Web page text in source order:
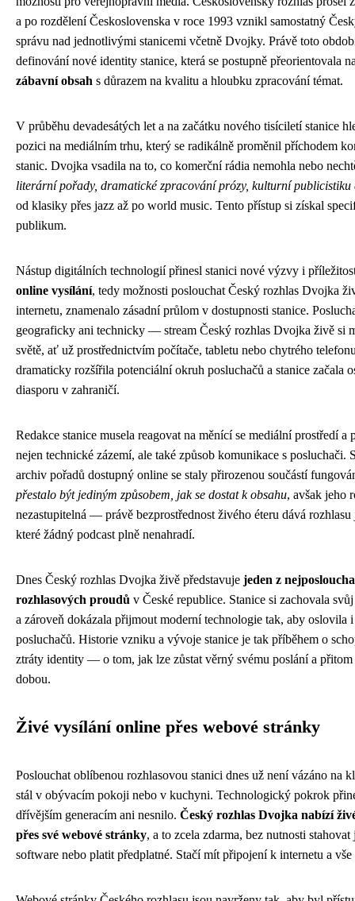
a po rozdělení Československa v roce 1993 vznikl samostatný
správu nad jednotlivými stanicemi včetně Dvojky. Právě toto
definování nové identity stanice, která se postupně přeorientovala
zábavní obsah s důrazem na kvalitu a hloubku zpracování témat.
V průběhu devadesátých let a na začátku nového tisíciletí stanice
pozici na mediálním trhu, který se radikálně proměnil příchodem
stanic. Dvojka vsadila na to, co komerční rádia nemohla nebo
literární pořady, dramatické zpracování prózy, kulturní
od klasiky přes jazz až po world music. Tento přístup si získal
publikum.
Nástup digitálních technologií přinesl stanici nové výzvy i
online vysílání, tedy možnosti poslouchat Český rozhlas Dvojka
internetu, znamenalo zásadní průlom v dostupnosti stanice.
geograficky ani technicky — stream Český rozhlas Dvojka živě si
světě, ať už prostřednictvím počítače, tabletu nebo chytrého
dramaticky rozšířila potenciální okruh posluchačů a stanice začala
diasporu v zahraničí.
Redakce stanice musela reagovat na měnící se mediální prostředí a
nejen technické zázemí, ale také způsob komunikace s posluchači.
archiv pořadů dostupný online se staly přirozenou součástí
přestalo být jediným způsobem, jak se dostat k obsahu, avšak jeho
nezastupitelná — právě bezprostřednost živého éteru dává
které žádný podcast plně nenahradí.
Dnes Český rozhlas Dvojka živě představuje jeden z
rozhlasových proudů v České republice. Stanice si zachovala
a zároveň dokázala přijmout moderní technologie tak, aby oslovila i
posluchačů. Historie vzniku a vývoje stanice je tak příběhem o
ztráty identity — o tom, jak lze zůstat věrný svému poslání a přitom
dobou.
Živé vysílání online přes webové stránky
Poslouchat oblíbenou rozhlasovou stanici dnes už není vázáno na
stál v obývacím pokoji nebo v kuchyni. Technologický pokrok
dřívějším generacím ani nesnilo. Český rozhlas Dvojka nabízí
přes své webové stránky, a to zcela zdarma, bez nutnosti
software nebo platit předplatné. Stačí mít připojení k internetu a vše